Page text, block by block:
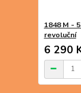
1848 M -
revoluční
6 290